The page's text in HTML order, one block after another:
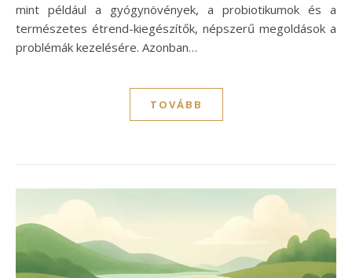
mint például a gyógynövények, a probiotikumok és a
természetes étrend-kiegészítők, népszerű megoldások a
problémák kezelésére. Azonban…
TOVÁBB